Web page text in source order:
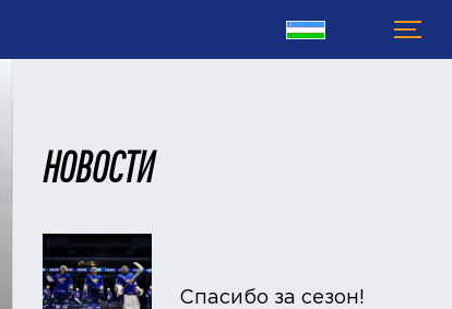
НОВОСТИ
Спасибо за сезон!